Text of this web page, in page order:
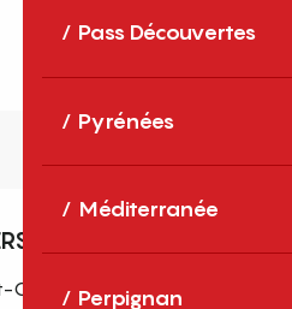
Pass Découvertes
Pyrénées
Méditerranée
Perpignan
CREATIFS
Cyprien, Saint-Cyprien